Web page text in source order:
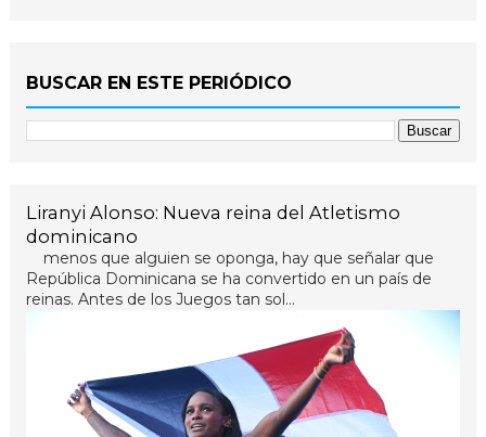
BUSCAR EN ESTE PERIÓDICO
Liranyi Alonso: Nueva reina del Atletismo
dominicano
menos que alguien se oponga, hay que señalar que
República Dominicana se ha convertido en un país de
reinas. Antes de los Juegos tan sol...